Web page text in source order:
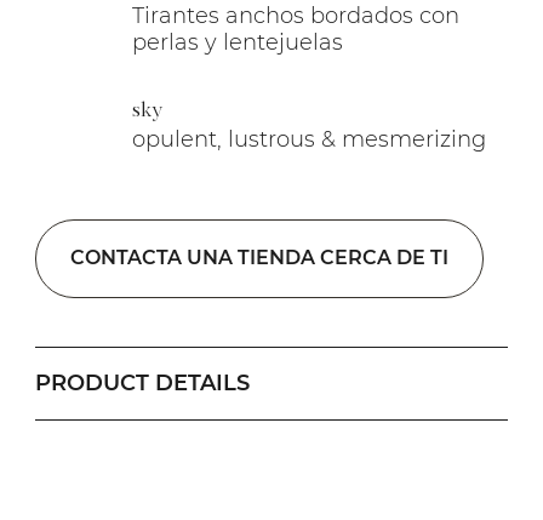
Tirantes anchos bordados con
perlas y lentejuelas
sky
opulent, lustrous & mesmerizing
CONTACTA UNA TIENDA CERCA DE TI
PRODUCT DETAILS